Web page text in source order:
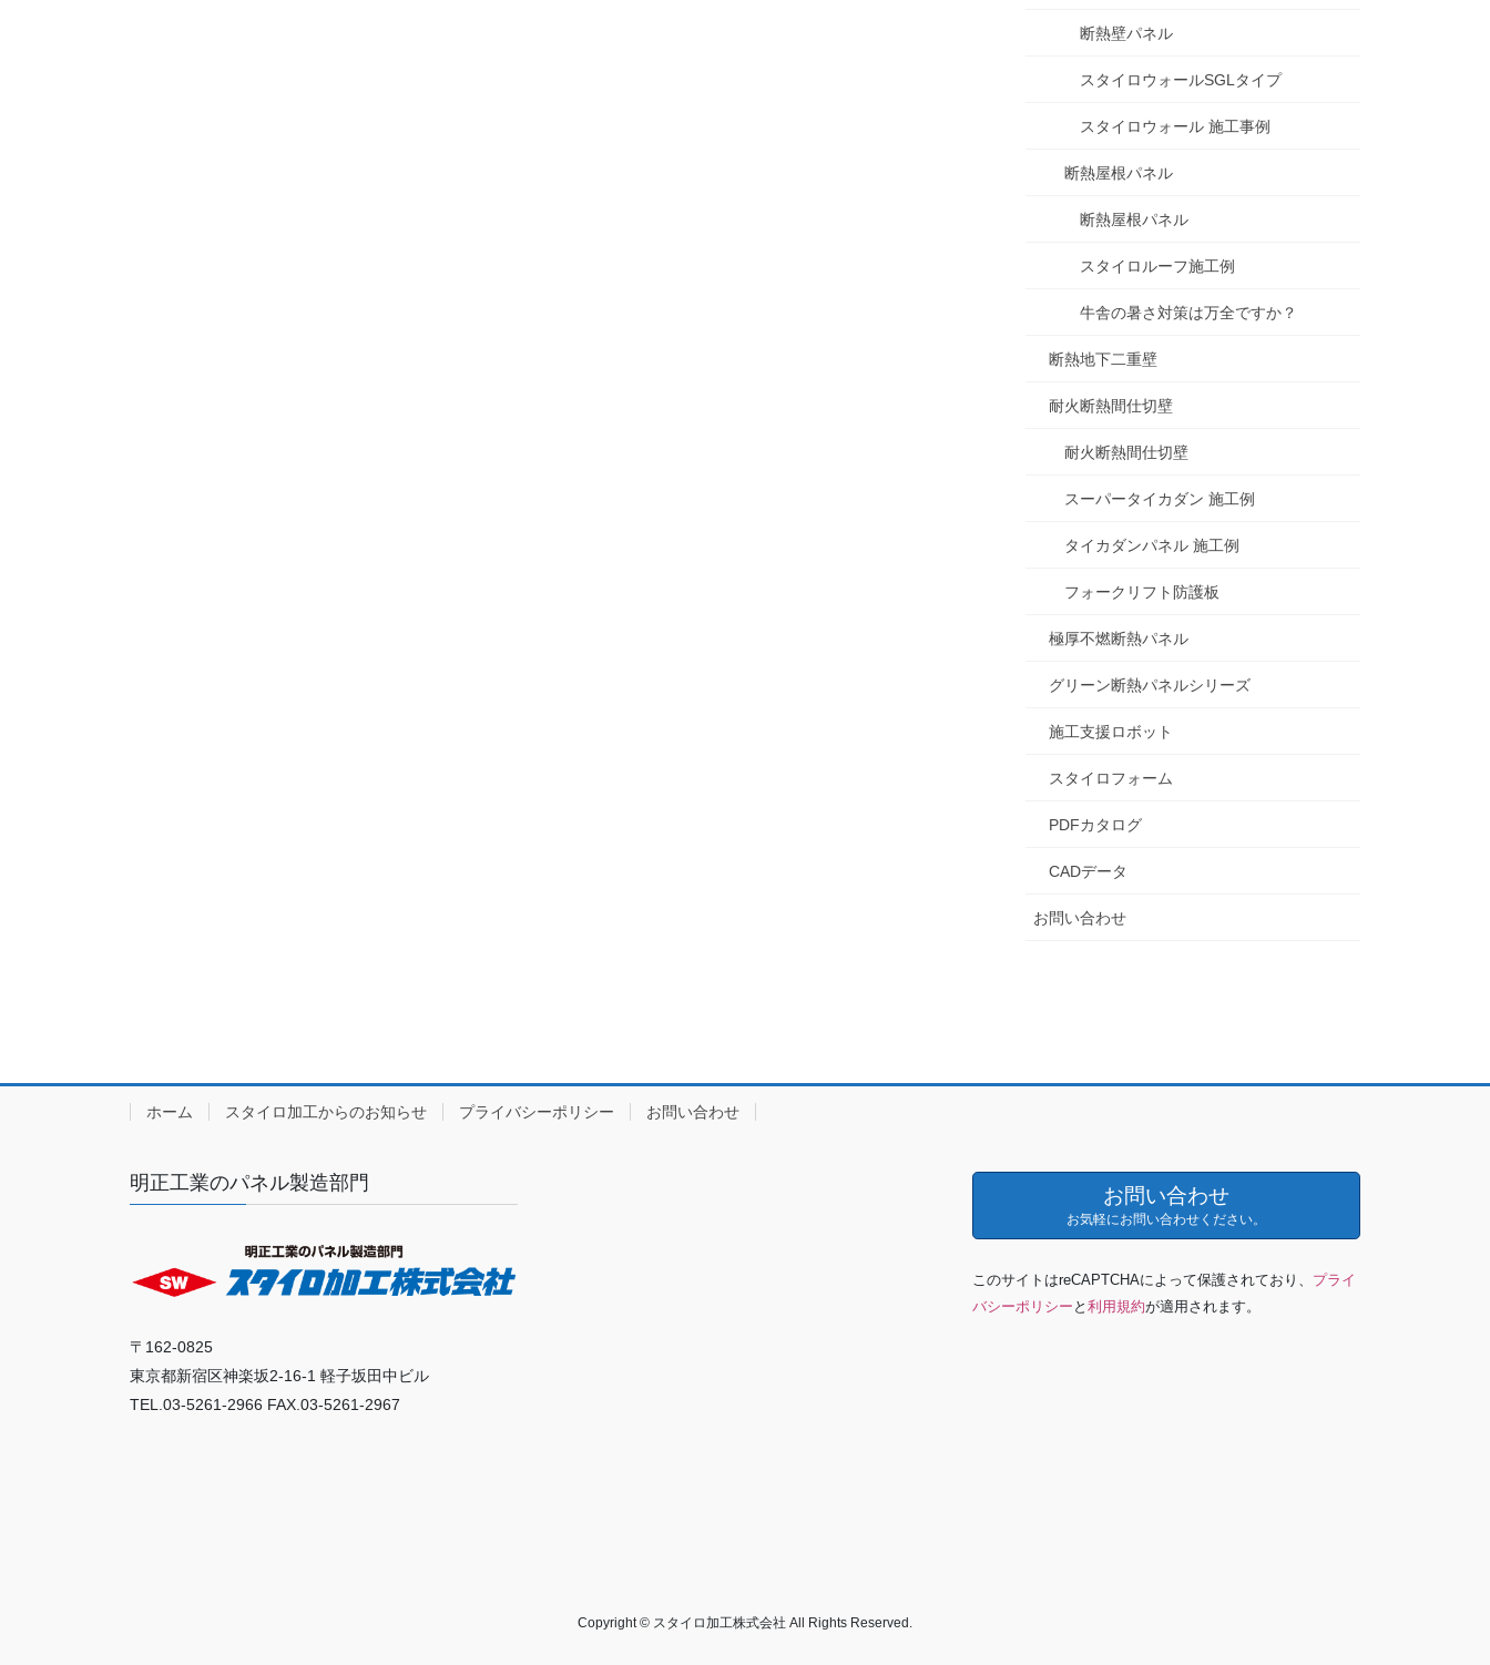
断熱壁パネル
スタイロウォールSGLタイプ
スタイロウォール 施工事例
断熱屋根パネル
断熱屋根パネル
スタイロルーフ施工例
牛舎の暑さ対策は万全ですか？
断熱地下二重壁
耐火断熱間仕切壁
耐火断熱間仕切壁
スーパータイカダン 施工例
タイカダンパネル 施工例
フォークリフト防護板
極厚不燃断熱パネル
グリーン断熱パネルシリーズ
施工支援ロボット
スタイロフォーム
PDFカタログ
CADデータ
お問い合わせ
ホーム スタイロ加工からのお知らせ プライバシーポリシー お問い合わせ
明正工業のパネル製造部門
〒162-0825
東京都新宿区神楽坂2-16-1 軽子坂田中ビル
TEL.03-5261-2966 FAX.03-5261-2967
お問い合わせ
お気軽にお問い合わせください。
このサイトはreCAPTCHAによって保護されており、 プライ
バシーポリシー と 利用規約が適用されます。
Copyright © スタイロ加工株式会社 All Rights Reserved.